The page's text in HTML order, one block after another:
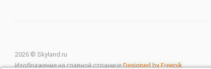
2026 © Skyland.ru
Изображение на главной страницеDesigned by Freepik